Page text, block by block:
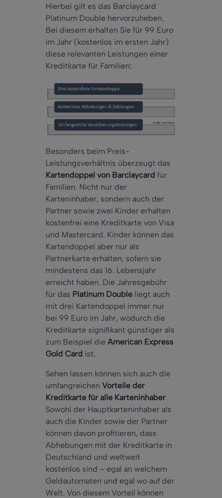
Hierbei gilt es das Barclaycard
Platinum Double hervorzuheben.
Bei diesem erhalten Sie für 99 Euro
im Jahr (kostenlos im ersten Jahr)
diese relevanten Leistungen einer
Kreditkarte für Familien:
Besonders beim Preis-
Leistungsverhältnis überzeugt das
Kartendoppel von Barclaycard für
Familien. Nicht nur der
Karteninhaber, sondern auch der
Partner sowie zwei Kinder erhalten
kostenfrei eine Kreditkarte von Visa
und Mastercard. Kinder können das
Kartendoppel aber nur als
Partnerkarte erhalten, sofern sie
mindestens das 16. Lebensjahr
erreicht haben. Die Jahresgebühr
für das Platinum Double liegt auch
mit drei Kartendoppel immer nur
bei 99 Euro im Jahr, wodurch die
Kreditkarte signifikant günstiger als
zum Beispiel die American Express
Gold Card ist.
Sehen lassen können sich auch die
umfangreichen Vorteile der
Kreditkarte für alle Karteninhaber.
Sowohl der Hauptkarteninhaber als
auch die Kinder sowie der Partner
können davon profitieren, dass
Abhebungen mit der Kreditkarte in
Deutschland und weltweit
kostenlos sind – egal an welchem
Geldautomaten und egal wo auf der
Welt. Von diesem Vorteil können